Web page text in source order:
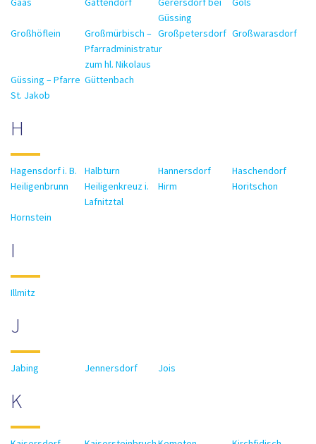
Güssing
Großhöflein
Großmürbisch –
Pfarradministratur
zum hl. Nikolaus
Großpetersdorf Großwarasdorf
Güssing – Pfarre
St. Jakob
Güttenbach
H
Hagensdorf i. B. Halbturn Hannersdorf
Haschendorf
Heiligenbrunn
Heiligenkreuz i.
Lafnitztal
Hirm Horitschon
Hornstein
I
Illmitz
J
Jabing Jennersdorf Jois
K